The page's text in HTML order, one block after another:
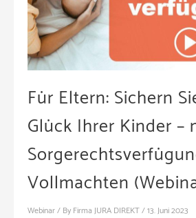
Für Eltern: Sichern
Glück Ihrer Kinder –
Vollmachten
Webinar/ By Firma JURA DIREKT/13. Juni 2023